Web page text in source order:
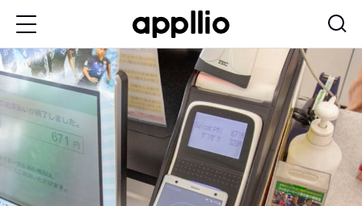
ン
コ
テ
ツ